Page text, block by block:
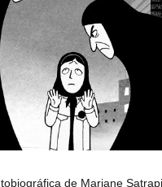
de Marjane